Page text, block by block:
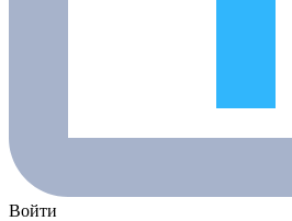
Войти